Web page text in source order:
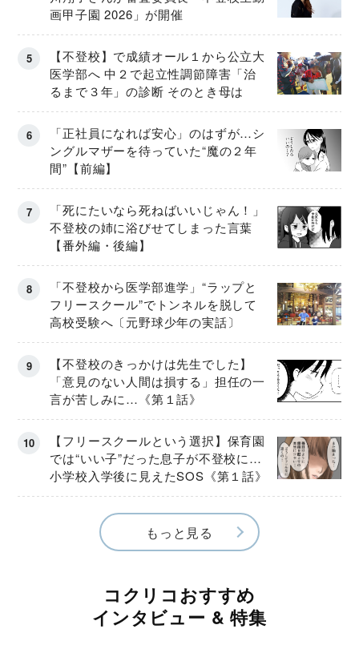
画甲子園 2026」が開催
【不登校】で成績オール１から公立大
医学部へ 中２で起立性調節障害「治
るまで３年」の診断 そのとき母は
「正社員になれば安心」のはずが…シ
ングルマザーを待っていた“魔の２年
間”【前編】
「死にたいなら死ねばいいじゃん！」
不登校の姉に浴びせてしまった言葉
【番外編・後編】
「不登校から医学部進学」“ラップと
フリースクール”でトンネルを脱して
高校受験へ〔元野球少年の実話〕
【不登校のきっかけは先生でした】
「意見のない人間は損する」担任の一
言が苦しみに…《第１話》
【フリースクールという選択】保育園
では“いい子”だった息子が不登校に…
小学校入学後に見えたSOS《第１話》
もっと見る
コクリコおすすめ
インタビュー & 特集